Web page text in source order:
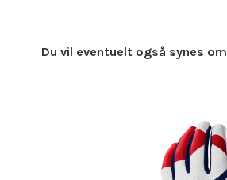
Du vil eventuelt også synes om